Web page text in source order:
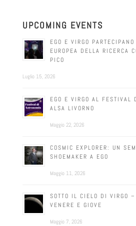
UPCOMING EVENTS
EGO E VIRGO
EUROPEA DELLA RICERCA
PICO
Luglio 15, 2026
EGO E VIRGO AL FESTIVAL
ALSA LIVORNO
Maggio 22, 2026
COSMIC EXPLORER: UN
SHOEMAKER A EGO
Maggio 11, 2026
SOTTO IL CIELO DI VIRGO
VENERE E GIOVE
Maggio 7, 2026